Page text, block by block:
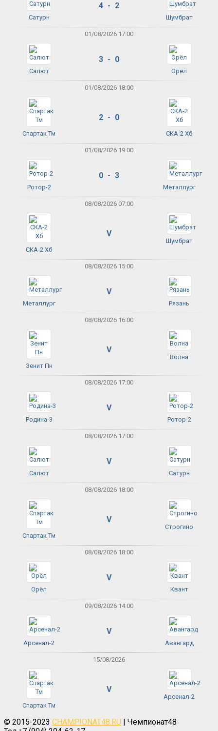
Сатурн
4 - 2
Шумбрат
01/08/2026 17:00
Салют
3 - 0
Орёл
01/08/2026 18:00
Спартак Тм
2 - 0
СКА-2 Хб
01/08/2026 19:00
Ротор-2
0 - 3
Металлург
08/08/2026 07:00
СКА-2 Хб
V
Шумбрат
08/08/2026 15:00
Металлург
V
Рязань
08/08/2026 16:00
Зенит Пн
V
Волна
08/08/2026 17:00
Родина-3
V
Ротор-2
08/08/2026 17:00
Салют
V
Сатурн
08/08/2026 18:00
Спартак Тм
V
Строгино
08/08/2026 18:00
Орёл
V
Квант
09/08/2026 14:00
Арсенал-2
V
Авангард
15/08/2026
Спартак Тм
V
Арсенал-2
© 2015-2023 CHAMPIONAT48.RU | Чемпионат48